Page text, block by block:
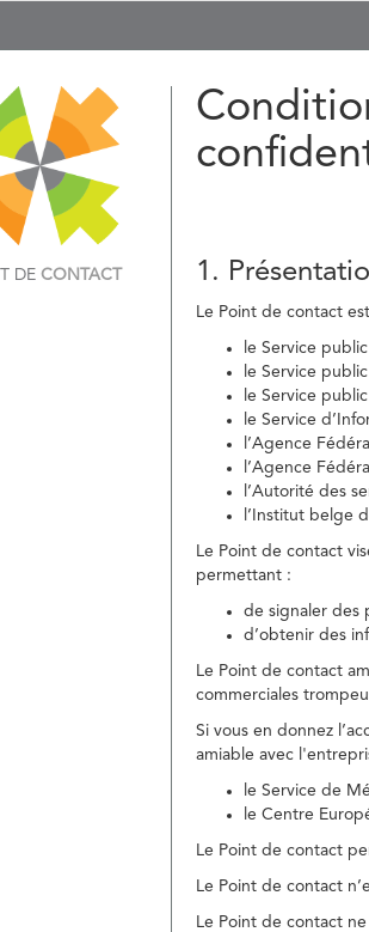
DE CONTACT 1.
Le Point de contact
le Service
le Service
le Service
le Service
l’Agence
l’Agence
l’Autorité des
l’Institut belge
Le Point de contact
permettant :
de signaler des
d’obtenir des
Le Point de contact
commerciales
Si vous en donnez
amiable avec
le Service de
le Centre
Le Point de contact
Le Point de contact
Le Point de contact